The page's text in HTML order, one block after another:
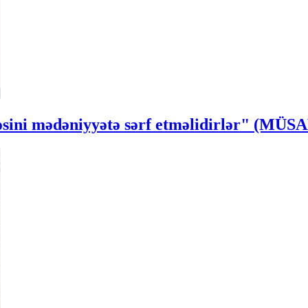
mədəniyyətə sərf etməlidirlər"